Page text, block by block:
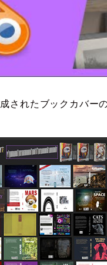
されたブックカバー